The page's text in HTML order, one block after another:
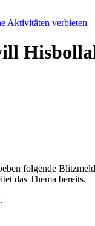
Aktivitäten verbieten
folgende
das Thema bereits.